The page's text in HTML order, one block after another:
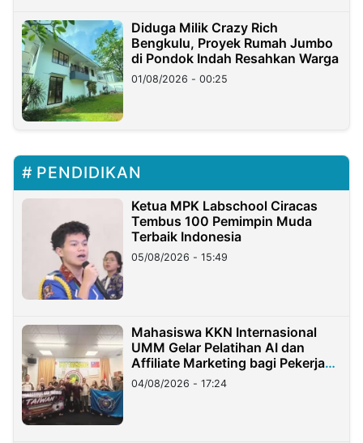
Diduga Milik Crazy Rich
Bengkulu, Proyek Rumah Jumbo
di Pondok Indah Resahkan Warga
01/08/2026 - 00:25
PENDIDIKAN
Ketua MPK Labschool Ciracas
Tembus 100 Pemimpin Muda
Terbaik Indonesia
05/08/2026 - 15:49
Mahasiswa KKN Internasional
UMM Gelar Pelatihan AI dan
Affiliate Marketing bagi Pekerja
Migran Indonesia di Taiwan
04/08/2026 - 17:24